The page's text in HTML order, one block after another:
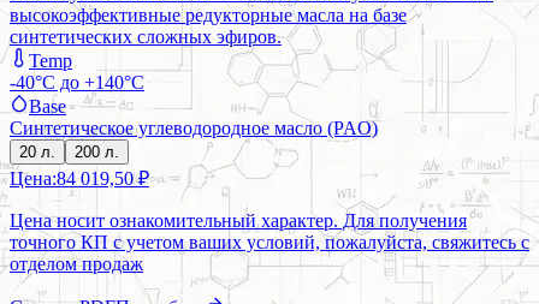
высокоэффективные редукторные масла на базе
синтетических сложных эфиров.
Temp
-40°C до +140°C
Base
Синтетическое углеводородное масло (PAO)
20 л. 200 л.
Цена:84 019,50 ₽
Цена носит ознакомительный характер. Для получения
точного КП с учетом ваших условий, пожалуйста, свяжитесь с
отделом продаж